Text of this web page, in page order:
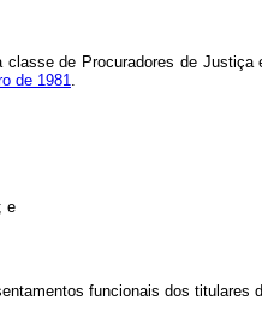
de Procuradores de
de 1981.
e
funcionais dos titulares